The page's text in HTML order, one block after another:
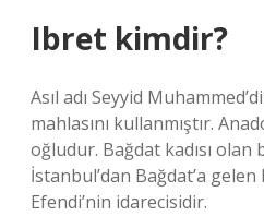
Ibret kimdir?
Asıl adı Seyyid
mahlasını kullanmıştır.
oğludur. Bağdat kadısı olan
İstanbul’dan Bağdat’a
Efendi’nin idarecisidir.